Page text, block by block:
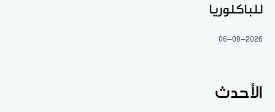
للباكلوريا
06-08-2026
الأحدث